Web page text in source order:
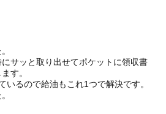
サッと取り出せてポケットに領収書
す。
いるので給油もこれ1つで解決です。